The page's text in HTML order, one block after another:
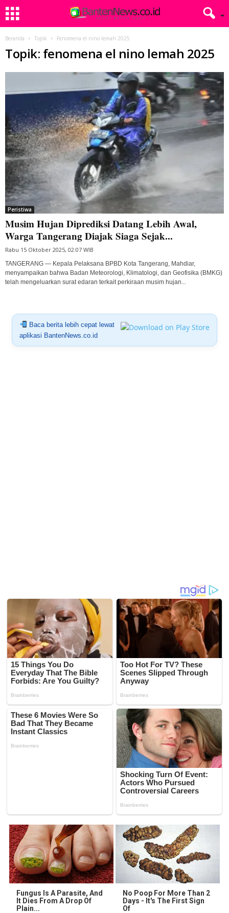
Beranda Topik Fenomena el nino lemah 2025
Topik: fenomena el nino lemah 2025
Peristiwa
Musim Hujan Diprediksi Datang Lebih Awal,
Warga Tangerang Diajak Siaga Sejak...
Rabu 15 Oktober 2025, 02:07 WIB
TANGERANG — Kepala Pelaksana BPBD Kota Tangerang, Mahdiar,
menyampaikan bahwa Badan Meteorologi, Klimatologi, dan Geofisika (BMKG)
telah mengeluarkan surat edaran terkait perkiraan musim hujan...
Baca berita lebih cepat lewat
aplikasi BantenNews.co.id
Fungus Is A Parasite, And
It Dies From A Drop Of
Plain...
No Poop For More Than 2
Days - It's The First Sign
Of